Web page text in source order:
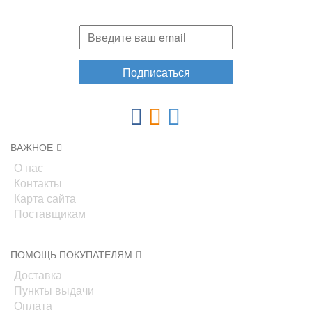
Подписаться
ВАЖНОЕ
О нас
Контакты
Карта сайта
Поставщикам
ПОМОЩЬ ПОКУПАТЕЛЯМ
Доставка
Пункты выдачи
Оплата